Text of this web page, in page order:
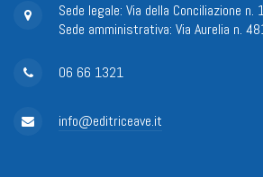
Sede legale: Via della Conciliazione
Sede amministrativa: Via Aurelia n.
06 66 1321
info@editriceave.it